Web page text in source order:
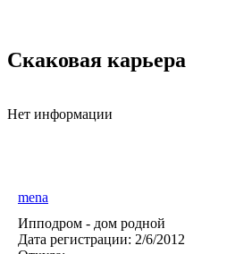
Скаковая карьера
Нет информации
mena
Ипподром - дом родной
Дата регистрации: 2/6/2012